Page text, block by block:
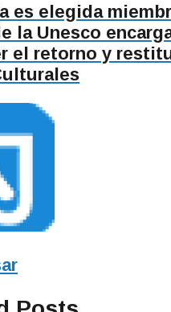
es elegida
la Unesco
el retorno y